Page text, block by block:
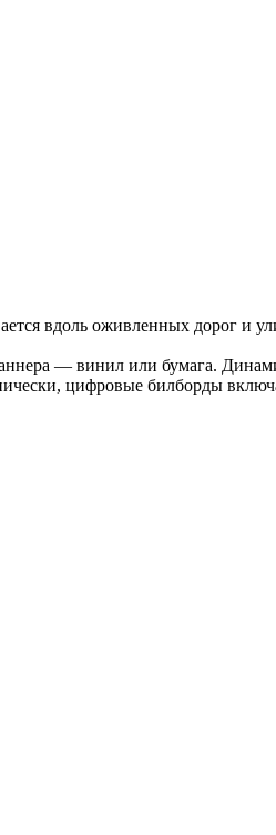
вдоль оживленных дорог и
— винил или бумага.
цифровые билборды